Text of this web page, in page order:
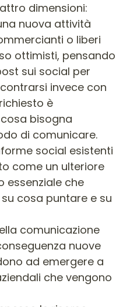
dimensioni:
nuova attività
o liberi
ottimisti, pensando
sui social per
invece con
è
bisogna
di comunicare.
social esistenti
come un ulteriore
essenziale che
cosa puntare e su
comunicazione
nuove
ad emergere a
che vengono